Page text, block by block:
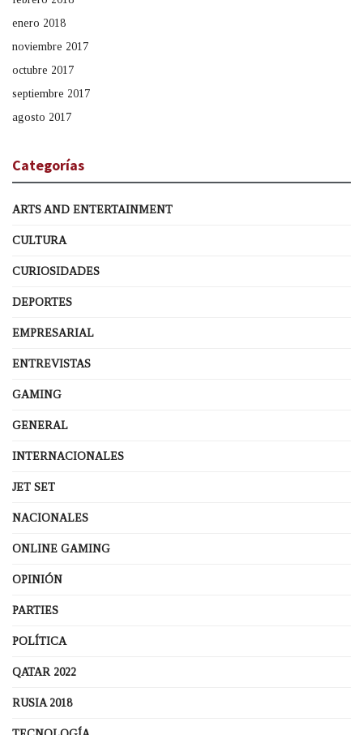
enero 2018
noviembre 2017
octubre 2017
septiembre 2017
agosto 2017
Categorías
ARTS AND ENTERTAINMENT
CULTURA
CURIOSIDADES
DEPORTES
EMPRESARIAL
ENTREVISTAS
GAMING
GENERAL
INTERNACIONALES
JET SET
NACIONALES
ONLINE GAMING
OPINIÓN
PARTIES
POLÍTICA
QATAR 2022
RUSIA 2018